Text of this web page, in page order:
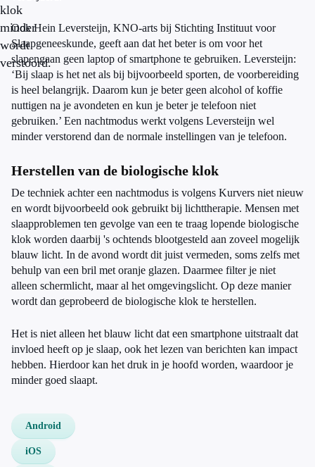
klok
minder
wordt
verstoord.
Ook Hein Leversteijn, KNO-arts bij Stichting Instituut voor
Slaapgeneeskunde, geeft aan dat het beter is om voor het
slapengaan geen laptop of smartphone te gebruiken. Leversteijn:
‘Bij slaap is het net als bij bijvoorbeeld sporten, de voorbereiding
is heel belangrijk. Daarom kun je beter geen alcohol of koffie
nuttigen na je avondeten en kun je beter je telefoon niet
gebruiken.’ Een nachtmodus werkt volgens Leversteijn wel
minder verstorend dan de normale instellingen van je telefoon.
Herstellen van de biologische klok
De techniek achter een nachtmodus is volgens Kurvers niet nieuw
en wordt bijvoorbeeld ook gebruikt bij lichttherapie. Mensen met
slaapproblemen ten gevolge van een te traag lopende biologische
klok worden daarbij 's ochtends blootgesteld aan zoveel mogelijk
blauw licht. In de avond wordt dit juist vermeden, soms zelfs met
behulp van een bril met oranje glazen. Daarmee filter je niet
alleen schermlicht, maar al het omgevingslicht. Op deze manier
wordt dan geprobeerd de biologische klok te herstellen.
Het is niet alleen het blauw licht dat een smartphone uitstraalt dat
invloed heeft op je slaap, ook het lezen van berichten kan impact
hebben. Hierdoor kan het druk in je hoofd worden, waardoor je
minder goed slaapt.
Android
iOS